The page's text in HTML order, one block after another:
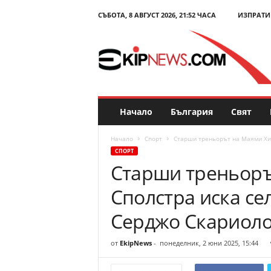
СЪБОТА, 8 АВГУСТ 2026, 21:52 ЧАСА
E
p
N
и
Начало България Свят
Начало Спорт Старши треньорът на Маями
СПОРТ
Старши
Сполстра иска
Серджо
от EkipNews- понеделник, 2 юни 2025, 15:44